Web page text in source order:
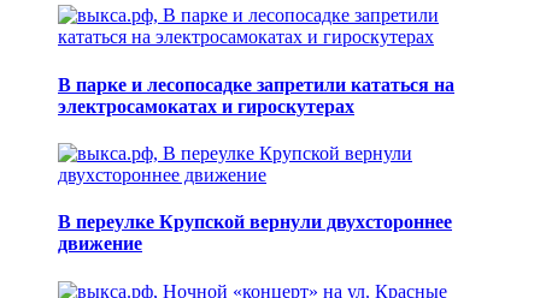
В парке и лесопосадке запретили кататься на
электросамокатах и гироскутерах
В переулке Крупской вернули двухстороннее
движение